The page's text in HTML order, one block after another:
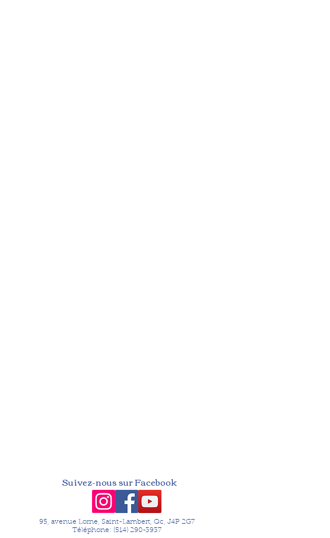
Suivez-nous sur Facebook
95, avenue Lorne, Saint-Lambert, Qc, J4P 2G7
Téléphone: (514) 290-3937